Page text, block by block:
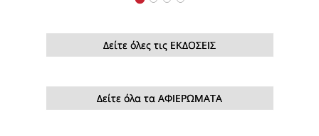
Δείτε όλες τις ΕΚΔΟΣΕΙΣ
Δείτε όλα τα ΑΦΙΕΡΩΜΑΤΑ